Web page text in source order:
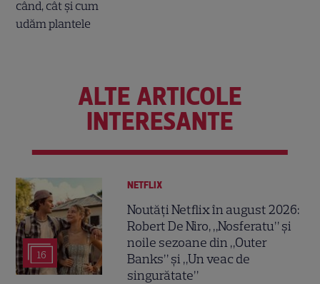
ALTE ARTICOLE
INTERESANTE
16
NETFLIX
Noutăți Netflix în august 2026:
Robert De Niro, „Nosferatu” și
noile sezoane din „Outer
Banks” și „Un veac de
singurătate”